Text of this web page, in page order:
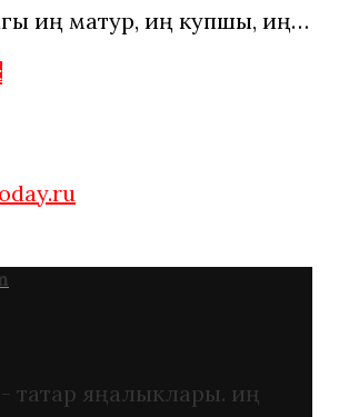
иң матур, иң купшы, иң…
татар яңалыклары. иң